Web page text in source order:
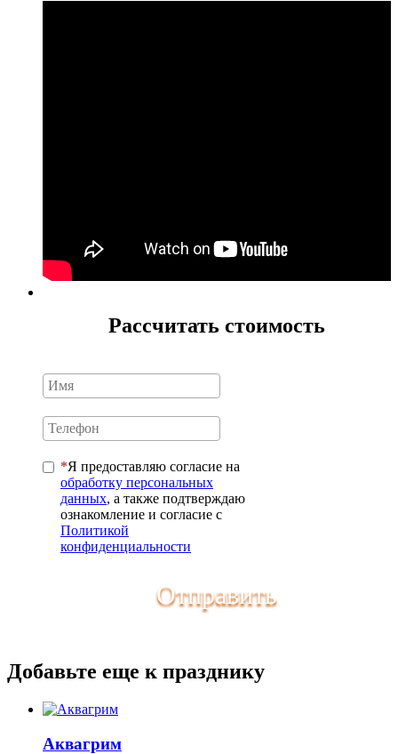
Рассчитать стоимость
Я предоставляю согласие на
обработку персональных
данных, а также подтверждаю
ознакомление и согласие с
Политикой
конфиденциальности
Отправить
Добавьте еще к празднику
Аквагрим